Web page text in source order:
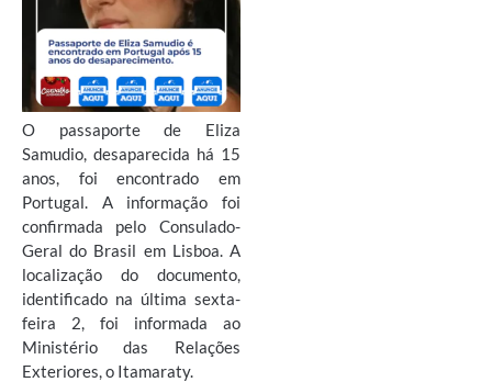
O passaporte de Eliza
Samudio, desaparecida há 15
anos, foi encontrado em
Portugal. A informação foi
confirmada pelo Consulado-
Geral do Brasil em Lisboa. A
localização do documento,
identificado na última sexta-
feira 2, foi informada ao
Ministério das Relações
Exteriores, o Itamaraty.